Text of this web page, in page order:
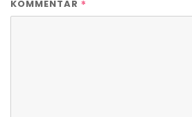
KOMMENTAR *